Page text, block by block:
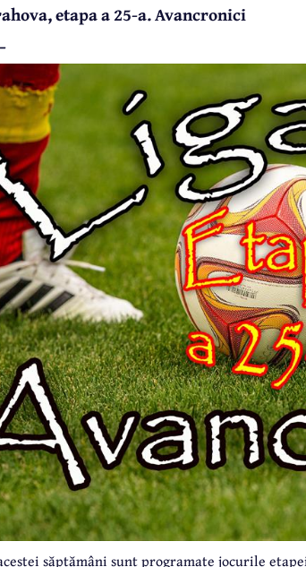
etapa a 25-a. Avancronici
săptămâni sunt programate jocurile